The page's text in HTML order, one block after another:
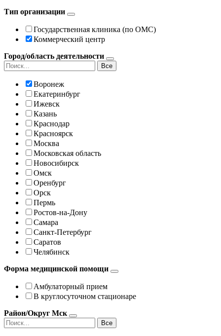
Тип организации
Государственная клиника (по ОМС)
Коммерческий центр
Город/область деятельности
Все
Воронеж
Екатеринбург
Ижевск
Казань
Краснодар
Красноярск
Москва
Московская область
Новосибирск
Омск
Оренбург
Орск
Пермь
Ростов-на-Дону
Самара
Санкт-Петербург
Саратов
Челябинск
Форма медицинской помощи
Амбулаторный прием
В круглосуточном стационаре
Район/Округ Мск
Все